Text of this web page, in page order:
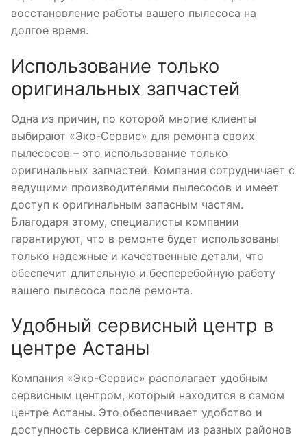
восстановление работы вашего пылесоса на
долгое время.
Использование только
оригинальных запчастей
Одна из причин, по которой многие клиенты
выбирают «Эко-Сервис» для ремонта своих
пылесосов – это использование только
оригинальных запчастей. Компания сотрудничает с
ведущими производителями пылесосов и имеет
доступ к оригинальным запасным частям.
Благодаря этому, специалисты компании
гарантируют, что в ремонте будет использованы
только надежные и качественные детали, что
обеспечит длительную и бесперебойную работу
вашего пылесоса после ремонта.
Удобный сервисный центр в
центре Астаны
Компания «Эко-Сервис» располагает удобным
сервисным центром, который находится в самом
центре Астаны. Это обеспечивает удобство и
доступность сервиса клиентам из разных районов